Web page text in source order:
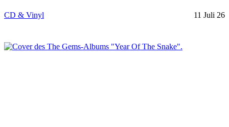
CD & Vinyl 11 Juli 26